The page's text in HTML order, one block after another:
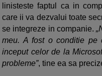
linisteste faptul ca in
care ii va dezvalui toate
se integreze in companie.
meu. A fost o conditie pe
inceput celor de la
probleme”, tine ea sa